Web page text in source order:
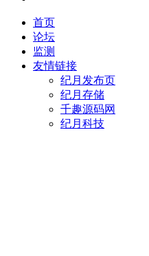
首页
论坛
监测
友情链接
纪月发布页
纪月存储
千趣源码网
纪月科技